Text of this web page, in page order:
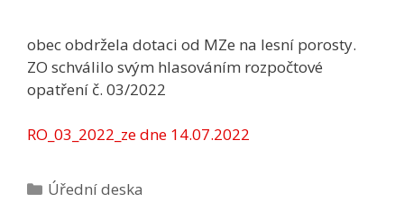
obec obdržela dotaci od MZe na lesní porosty.
ZO schválilo svým hlasováním rozpočtové
opatření č. 03/2022
RO_03_2022_ze dne 14.07.2022
Rubriky
Úřední deska